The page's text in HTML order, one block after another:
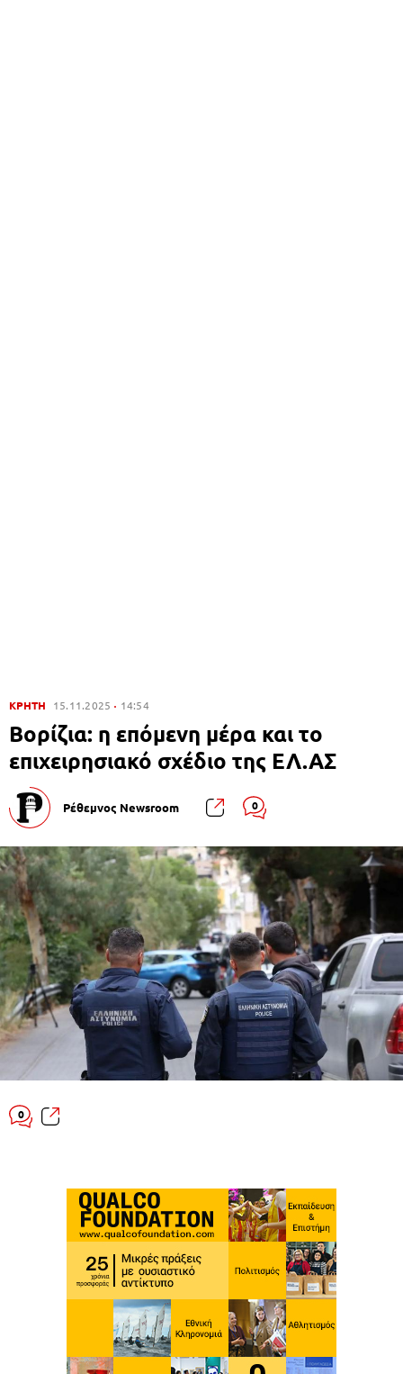
ΚΡΗΤΗ 15.11.2025 14:54
Βορίζια: η επόμενη μέρα και το
επιχειρησιακό σχέδιο της ΕΛ.ΑΣ
Ρέθεμνος Newsroom 0
0